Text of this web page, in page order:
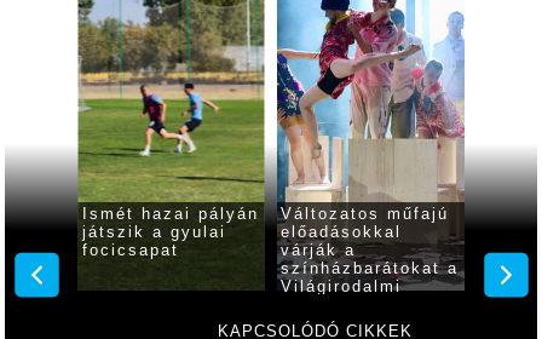
KAPCSOLÓDÓ CIKKEK
mi
Ismét hazai pályán
játszik a gyulai
focicsapat
Változatos műfajú
előadásokkal
várják a
színházbarátokat a
Világirodalmi
Fesztiválján